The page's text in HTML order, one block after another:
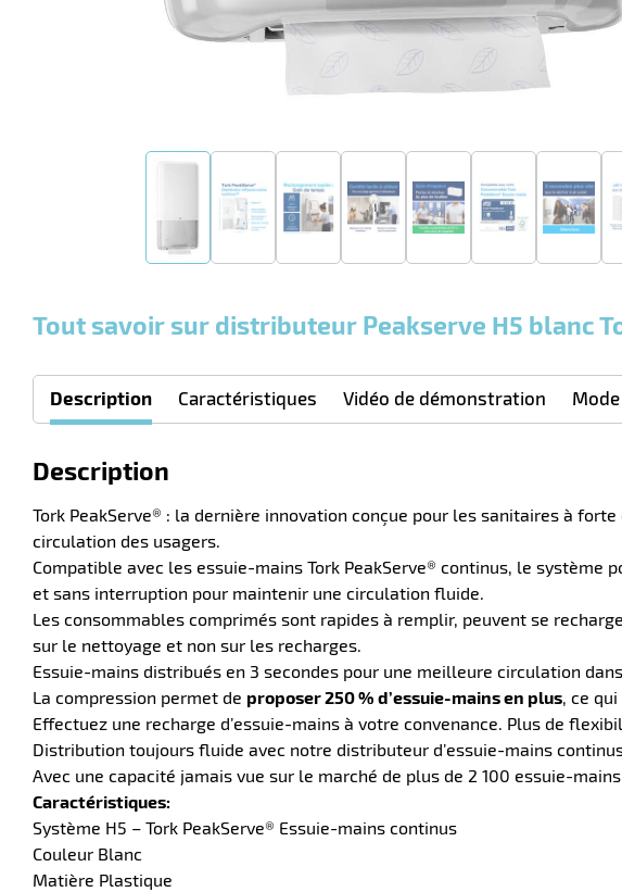
Tout savoir sur distributeur Peakserve H5 blanc
Description Caractéristiques Vidéo de démonstration
Description
Tork PeakServe® : la dernière innovation conçue pour les sanitaires à
circulation des usagers.
Compatible avec les essuie-mains Tork PeakServe® continus, le
et sans interruption pour maintenir une circulation fluide.
Les consommables comprimés sont rapides à remplir, peuvent se
sur le nettoyage et non sur les recharges.
Essuie-mains distribués en 3 secondes pour une meilleure circulation
La compression permet de proposer 250 % d’essuie-mains en plus, ce qui
Effectuez une recharge d’essuie-mains à votre convenance. Plus de
Distribution toujours fluide avec notre distributeur d’essuie-mains
Avec une capacité jamais vue sur le marché de plus de 2 100 essuie-
Caractéristiques:
Système H5 – Tork PeakServe® Essuie-mains continus
Couleur Blanc
Matière Plastique